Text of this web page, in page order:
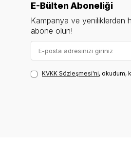
E-Bülten Aboneliği
Kampanya ve yeniliklerden
abone olun!
KVKK Sözleşmesi'ni, okudum,